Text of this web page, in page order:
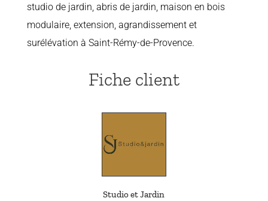
studio de jardin, abris de jardin, maison en bois
modulaire, extension, agrandissement et
surélévation à Saint-Rémy-de-Provence.
Fiche client
Studio et Jardin